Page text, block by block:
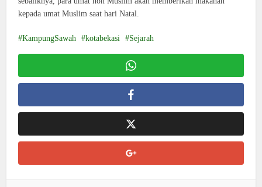
kepada umat Muslim saat hari Natal.
KampungSawah kotabekasi Sejarah